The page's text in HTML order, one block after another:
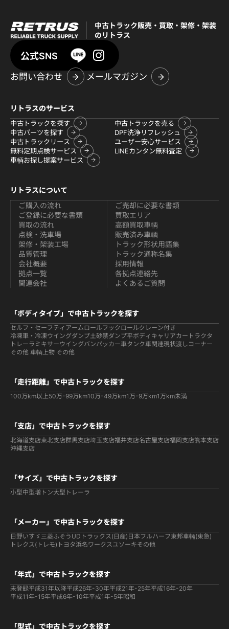
中古トラック販売・買取・架修・架装
のリトラス
公式SNS
お問い合わせ
メールマガジン
リトラスのサービス
中古トラックを探す
中古トラックを売る
中古パーツを探す
DPF洗浄リフレッシュ
中古トラックリース
ユーザー安心サービス
無料定期点検サービス
LINEカンタン無料査定
車輌お探し提案サービス
リトラスについて
ご購入の流れ
ご登録に必要な書類
買取の流れ
ご売却に必要な書類
買取エリア
高額買取車輌
点検・洗車場
架修・架装工場
品質管理
販売済み車輌
トラック形状用語集
トラック通称名集
会社概要
拠点一覧
関連会社
採用情報
各拠点連絡先
よくあるご質問
「ボディタイプ」で中古トラックを探す
セルフ・セーフティ アームロールフックロールクレーン付き
冷凍車・冷凍ウイングダンプ土砂禁ダンプ平ボディ キャリアカー トラクタ
トレーラ ミキサーウイングバンパッカー車タンク車関連現状渡しコーナー
その他 車輌 上物 その他
「走行距離」で中古トラックを探す
100万km以上50万-99万km10万-49万km1万-9万km1万km未満
「支店」で中古トラックを探す
北海道支店東北支店群馬支店埼玉支店福井支店名古屋支店福岡支店熊本支店
沖縄支店
「サイズ」で中古トラックを探す
小型中型増トン大型 トレーラ
「メーカー」で中古トラックを探す
日野いすゞ 三菱ふそう UDトラックス(日産) 日本フルハーフ 東邦車輛(東急)
トレクス(トレモ) トヨタ浜名ワークス ユソーキその他
「年式」で中古トラックを探す
未登録平成31年以降平成26年-30年平成21年-25年平成16年-20年
平成11年-15年平成6年-10年平成1年-5年昭和
「型式」で中古トラックを探す